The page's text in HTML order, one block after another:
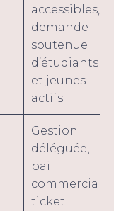
accessibles,
demande
soutenue
d’étudiants
et jeunes
actifs
Gestion
déléguée,
bail
commercial,
ticket